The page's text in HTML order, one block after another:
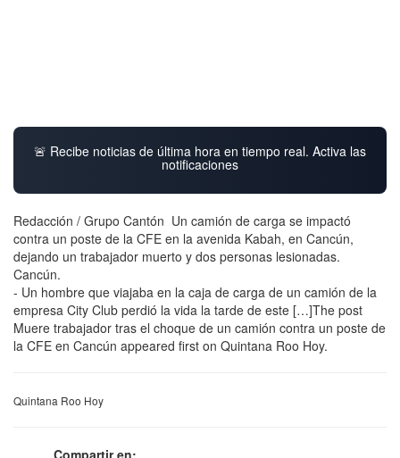
🚨 Recibe noticias de última hora en tiempo real. Activa las
notificaciones
Redacción / Grupo Cantón Un camión de carga se impactó
contra un poste de la CFE en la avenida Kabah, en Cancún,
dejando un trabajador muerto y dos personas lesionadas.
Cancún.
- Un hombre que viajaba en la caja de carga de un camión de la
empresa City Club perdió la vida la tarde de este […]The post
Muere trabajador tras el choque de un camión contra un poste de
la CFE en Cancún appeared first on Quintana Roo Hoy.
Quintana Roo Hoy
Compartir en: